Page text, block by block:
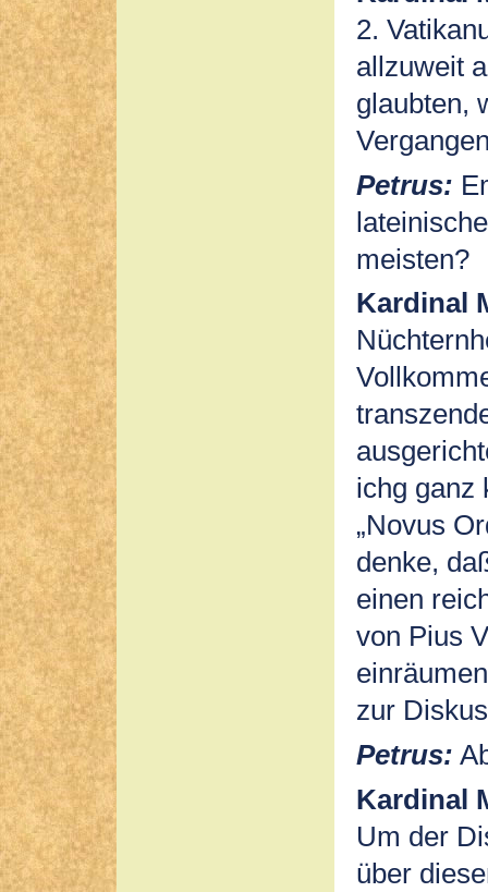
2.
allzuweit
glaubten,
Petrus:
meisten?
Kardinal
ichg ganz
„Novus
denke,
einen
von Pius
zur
Petrus:
Kardinal
Um der
über